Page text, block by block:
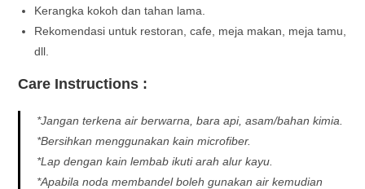
Kerangka kokoh dan tahan lama.
Rekomendasi untuk restoran, cafe, meja makan, meja tamu,
dll.
Care Instructions :
*Jangan terkena air berwarna, bara api, asam/bahan kimia.
*Bersihkan menggunakan kain microfiber.
*Lap dengan kain lembab ikuti arah alur kayu.
*Apabila noda membandel boleh gunakan air kemudian